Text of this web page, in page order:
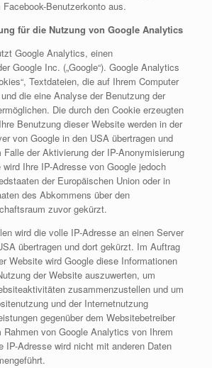
Benutzerkonto aus.
für die Nutzung von Google Analytics
Google Analytics, einen
Google Inc. („Google“). Google Analytics
Textdateien, die auf Ihrem Computer
die eine Analyse der Benutzung der
Die durch den Cookie erzeugten
Benutzung dieser Website werden in der
von Google in den USA übertragen und
der Aktivierung der IP-Anonymisierung
Ihre IP-Adresse von Google jedoch
der Europäischen Union oder in
des Abkommens über den
zuvor gekürzt.
wird die volle IP-Adresse an einen Server
übertragen und dort gekürzt. Im Auftrag
Website wird Google diese Informationen
der Website auszuwerten, um
zusammenzustellen und um
und der Internetnutzung
gegenüber dem Websitebetreiber
Rahmen von Google Analytics von Ihrem
IP-Adresse wird nicht mit anderen Daten